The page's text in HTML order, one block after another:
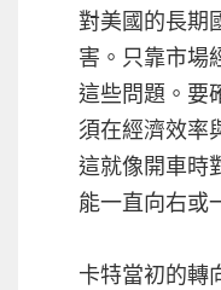
對美國的長期
害。只靠市場
這些問題。要
須在經濟效率
這就像開車時
能一直向右或
卡特當初的轉